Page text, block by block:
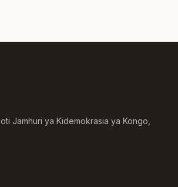
Jamhuri ya Kidemokrasia ya Kongo,